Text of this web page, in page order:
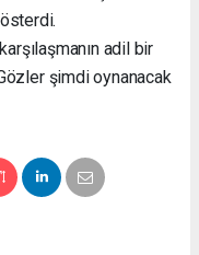
adil bir
şimdi oynanacak